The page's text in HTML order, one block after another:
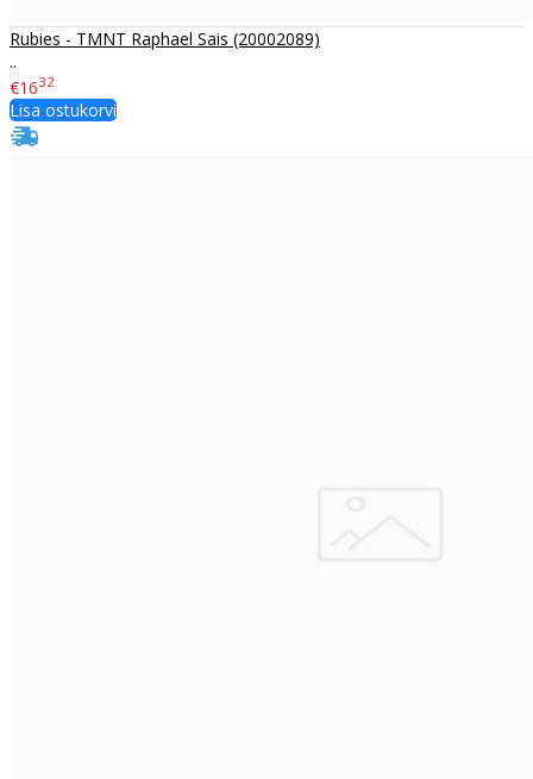
Rubies - TMNT Raphael Sais (20002089)
..
€1632
Lisa ostukorvi